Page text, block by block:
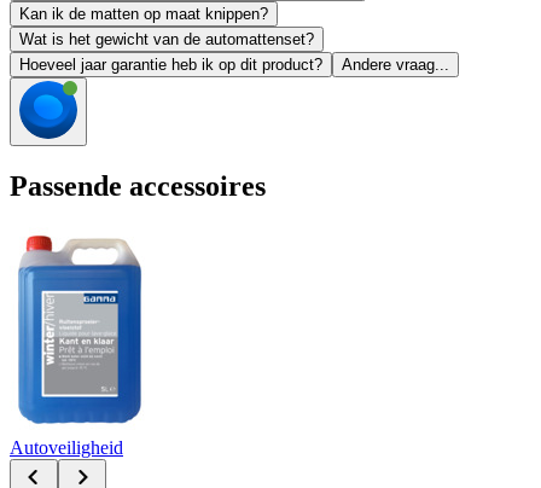
Kan ik de matten op maat knippen?
Wat is het gewicht van de automattenset?
Hoeveel jaar garantie heb ik op dit product?
Andere vraag...
Passende accessoires
Autoveiligheid